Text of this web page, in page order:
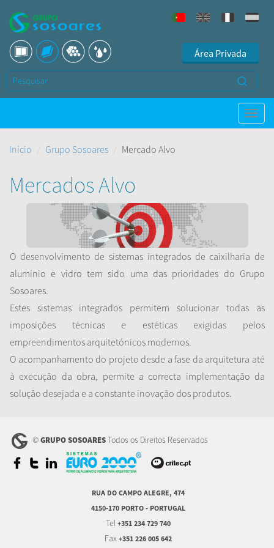
Área Privada
Início Grupo Sosoares Mercado Alvo
Mercados Alvo
O desenvolvimento de sistemas integrados de caixilharia de
alumínio e vidro tem sido uma das prioridades do Grupo
Sosoares.
Estes sistemas integrados permitem solucionar todas as
imposições técnicas e estéticas exigidas pelos
empreendimentos arquitetónicos modernos.
O acompanhamento do projeto desde a fase da arquitetura até
à execução da obra, permite a correcta implementação da
solução desejada e a constante inovação dos produtos.
©GRUPO SOSOARESTodos os Direitos Reservados
RUA DO CAMPO ALEGRE, 474
4150-170 PORTO - PORTUGAL
Tel +351 234 729 740
Fax +351 226 005 642